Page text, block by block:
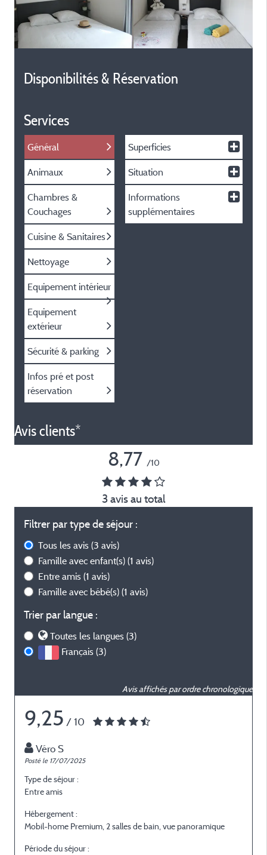
Disponibilités & Réservation
Services
Général
Animaux
Chambres &
Couchages
Cuisine & Sanitaires
Nettoyage
Equipement intérieur
Equipement
extérieur
Sécurité & parking
Infos pré et post
réservation
Superficies
Situation
Informations
supplémentaires
Avis clients*
8,77 /10
3 avis au total
Filtrer par type de séjour :
Tous les avis (3 avis)
Famille avec enfant(s) (1 avis)
Entre amis (1 avis)
Famille avec bébé(s) (1 avis)
Trier par langue :
Toutes les langues (3)
Français (3)
Avis affichés par ordre chronologique
9,25 / 10
Véro S
Posté le 17/07/2025
Type de séjour :
Entre amis
Hébergement :
Mobil-home Premium, 2 salles de bain, vue panoramique
Période du séjour :